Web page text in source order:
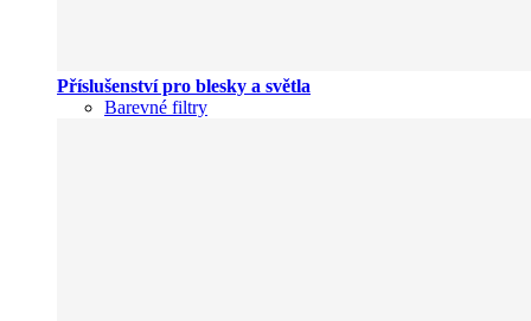
Příslušenství pro blesky a světla
Barevné filtry